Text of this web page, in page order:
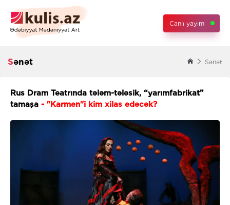
Canlı yayım
Sənət Sənət
Rus Dram Teatrında tələm-tələsik, “yarımfabrikat”
tamaşa - "Karmen"i kim xilas edəcək?